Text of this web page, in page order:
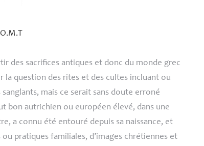
O.M.T
des sacrifices antiques et donc du monde grec
la question des rites et des cultes incluant ou
mais ce serait sans doute erroné
bon autrichien ou européen élevé, dans une
a connu été entouré depuis sa naissance, et
pratiques familiales, d’images chrétiennes et